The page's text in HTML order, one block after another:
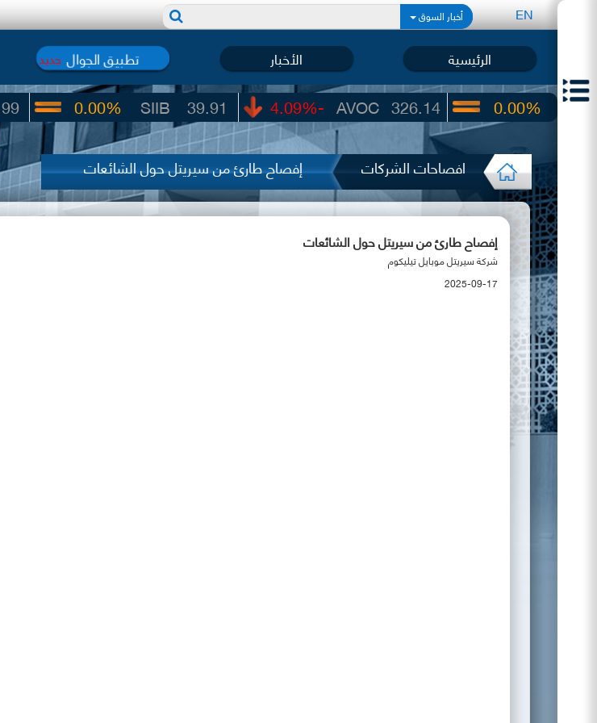
EN أخبار السوق
الرئيسية الأخبار تطبيق الجوال جديد
39.91
SIIB
0.00% 326.14
AVOC
-4.09% UIC
0.00%
افصاحات الشركات إفصاح طارئ من سيريتل حول الشائعات
إفصاح طارئ من سيريتل حول الشائعات
شركة سيريتل موبايل تيليكوم
2025-09-17